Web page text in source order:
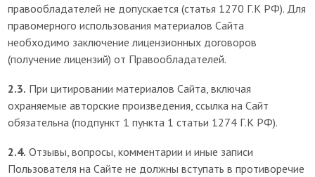
правообладателей не допускается (статья 1270 Г.К РФ). Для
правомерного использования материалов Сайта
необходимо заключение лицензионных договоров
(получение лицензий) от Правообладателей.
2.3. При цитировании материалов Сайта, включая
охраняемые авторские произведения, ссылка на Сайт
обязательна (подпункт 1 пункта 1 статьи 1274 Г.К РФ).
2.4. Отзывы, вопросы, комментарии и иные записи
Пользователя на Сайте не должны вступать в противоречие